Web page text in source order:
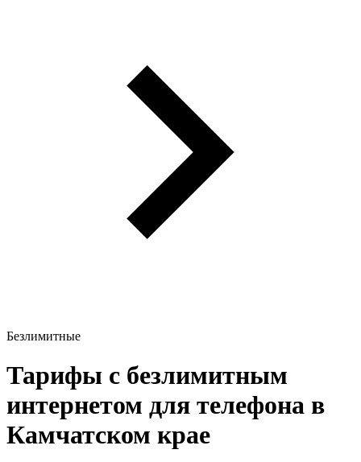
Безлимитные
Тарифы с безлимитным
интернетом для телефона в
Камчатском крае